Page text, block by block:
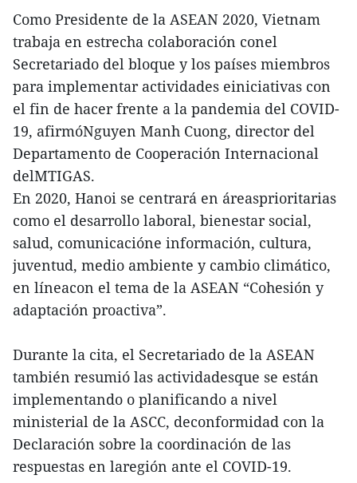
Como Presidente de la ASEAN 2020, Vietnam
trabaja en estrecha colaboración conel
Secretariado del bloque y los países miembros
para implementar actividades einiciativas con
el fin de hacer frente a la pandemia del COVID-
19, afirmóNguyen Manh Cuong, director del
Departamento de Cooperación Internacional
delMTIGAS.
En 2020, Hanoi se centrará en áreasprioritarias
como el desarrollo laboral, bienestar social,
salud, comunicacióne información, cultura,
juventud, medio ambiente y cambio climático,
en líneacon el tema de la ASEAN “Cohesión y
adaptación proactiva”.
Durante la cita, el Secretariado de la ASEAN
también resumió las actividadesque se están
implementando o planificando a nivel
ministerial de la ASCC, deconformidad con la
Declaración sobre la coordinación de las
respuestas en laregión ante el COVID-19.